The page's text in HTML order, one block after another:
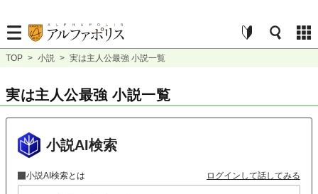
TOP > 小説 > 実は主人公最強 小説一覧
実は主人公最強 小説一覧
小説AI検索
小説AI検索とは ログインして話してみる